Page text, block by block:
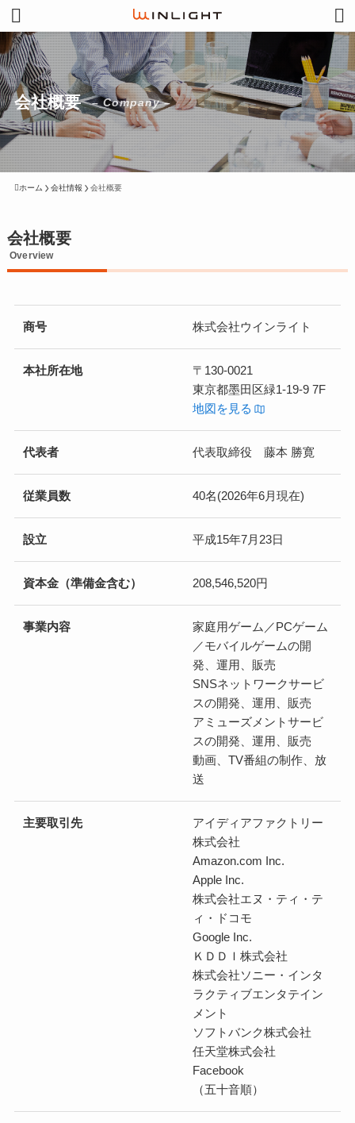
会社概要 – Company –
ホーム 会社情報 会社概要
会社概要
Overview
商号 株式会社ウインライト
本社所在地
〒130-0021
東京都墨田区緑1-19-9 7F
地図を見る
代表者 代表取締役 藤本 勝寛
従業員数 40名(2026年6月現在)
設立 平成15年7月23日
資本金（準備金含む） 208,546,520円
事業内容
家庭用ゲーム／PCゲーム
／モバイルゲームの開
発、運用、販売
SNSネットワークサービ
スの開発、運用、販売
アミューズメントサービ
スの開発、運用、販売
動画、TV番組の制作、放
送
主要取引先
アイディアファクトリー
株式会社
Amazon.com Inc.
Apple Inc.
株式会社エヌ・ティ・テ
ィ・ドコモ
Google Inc.
ＫＤＤＩ株式会社
株式会社ソニー・インタ
ラクティブエンタテイン
メント
ソフトバンク株式会社
任天堂株式会社
Facebook
（五十音順）